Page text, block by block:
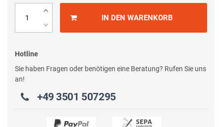
IN DEN WARENKORB
Hotline
Sie haben Fragen oder benötigen eine Beratung? Rufen Sie uns
an!
+49 3501 507295